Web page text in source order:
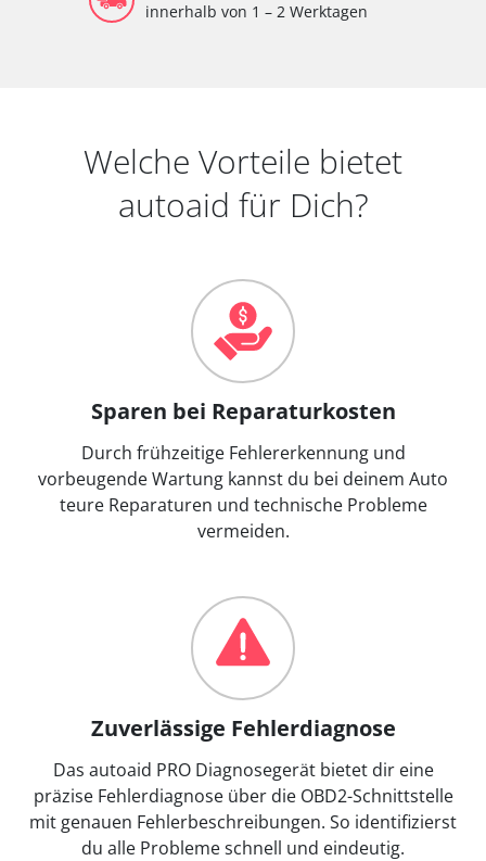
innerhalb von 1 – 2 Werktagen
Welche Vorteile bietet
autoaid für Dich?
Sparen bei Reparaturkosten
Durch frühzeitige Fehlererkennung und
vorbeugende Wartung kannst du bei deinem Auto
teure Reparaturen und technische Probleme
vermeiden.
Zuverlässige Fehlerdiagnose
Das autoaid PRO Diagnosegerät bietet dir eine
präzise Fehlerdiagnose über die OBD2-Schnittstelle
mit genauen Fehlerbeschreibungen. So identifizierst
du alle Probleme schnell und eindeutig.